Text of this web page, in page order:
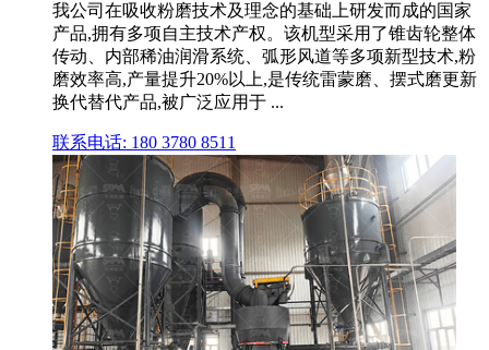
我公司在吸收粉磨技术及理念的基础上研发而成的国家
产品,拥有多项自主技术产权。该机型采用了锥齿轮整体
传动、内部稀油润滑系统、弧形风道等多项新型技术,粉
磨效率高,产量提升20%以上,是传统雷蒙磨、摆式磨更新
换代替代产品,被广泛应用于 ...
联系电话: 180 3780 8511